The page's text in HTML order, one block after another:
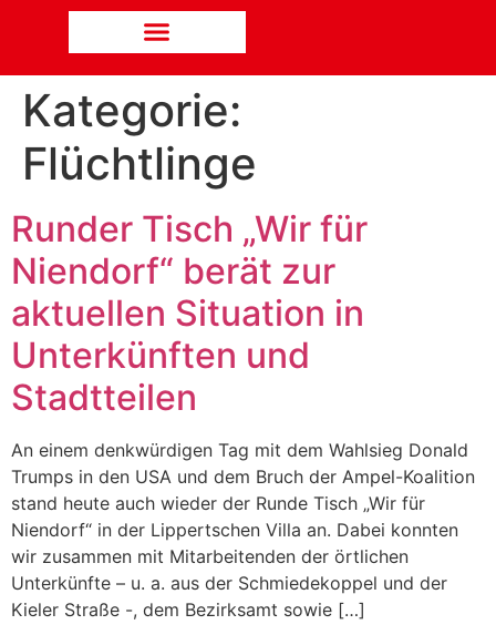
Kategorie:
Flüchtlinge
Runder Tisch „Wir für
Niendorf“ berät zur
aktuellen Situation in
Unterkünften und
Stadtteilen
An einem denkwürdigen Tag mit dem Wahlsieg Donald
Trumps in den USA und dem Bruch der Ampel-Koalition
stand heute auch wieder der Runde Tisch „Wir für
Niendorf“ in der Lippertschen Villa an. Dabei konnten
wir zusammen mit Mitarbeitenden der örtlichen
Unterkünfte – u. a. aus der Schmiedekoppel und der
Kieler Straße -, dem Bezirksamt sowie […]